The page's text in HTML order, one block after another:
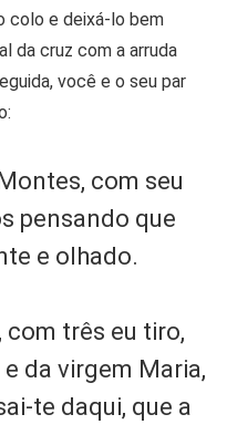
colo e deixá-lo bem
da cruz com a arruda
você e o seu par
com seu
pensando que
e olhado.
com três eu tiro,
da virgem Maria,
te daqui, que a